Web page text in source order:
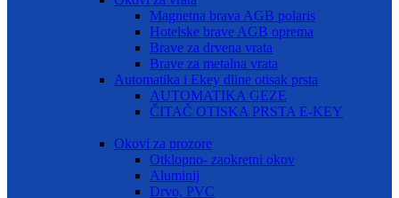
Magnetna brava AGB polaris
Hotelske brave AGB oprema
Brave za drvena vrata
Brave za metalna vrata
Automatika i Ekey dline otisak prsta
AUTOMATIKA GEZE
ČITAČ OTISKA PRSTA E-KEY
Okovi za prozore
Otklopno- zaokretni okov
Aluminij
Drvo, PVC